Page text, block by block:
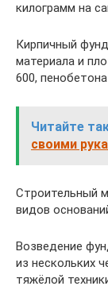
килограмм на
Кирпичный
материала и
600,
Читайте
своими
Строительный
видов
Возведение
из нескольких
тяжёлой